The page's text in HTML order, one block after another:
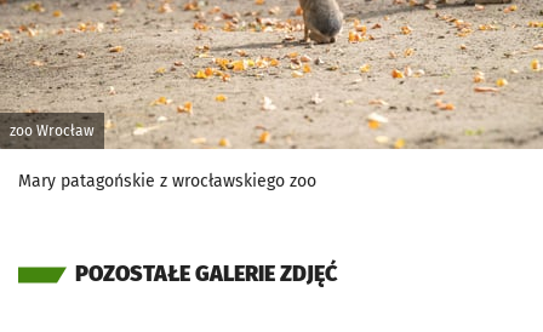
zoo Wrocław
Mary patagońskie z wrocławskiego zoo
POZOSTAŁE GALERIE ZDJĘĆ